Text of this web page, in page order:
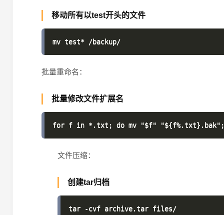
移动所有以test开头的文件
批量重命名：
批量修改文件扩展名
文件压缩：
创建tar归档